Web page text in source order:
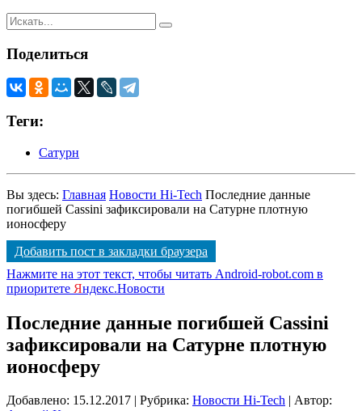
Поделиться
Теги:
Сатурн
Вы здесь: Главная Новости Hi-Tech Последние данные
погибшей Cassini зафиксировали на Сатурне плотную
ионосферу
Добавить пост в закладки браузера
Нажмите на этот текст, чтобы читать Android-robot.com в
приоритете Яндекс.Новости
Последние данные погибшей Cassini
зафиксировали на Сатурне плотную
ионосферу
Добавлено: 15.12.2017 | Рубрика: Новости Hi-Tech | Автор: